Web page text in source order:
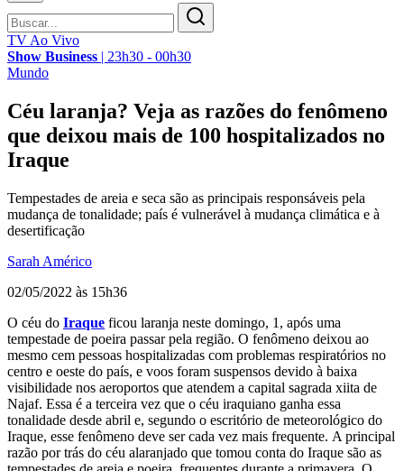
TV Ao Vivo
Show Business | 23h30 - 00h30
Mundo
Céu laranja? Veja as razões do fenômeno
que deixou mais de 100 hospitalizados no
Iraque
Tempestades de areia e seca são as principais responsáveis pela
mudança de tonalidade; país é vulnerável à mudança climática e à
desertificação
Sarah Américo
02/05/2022 às 15h36
O céu do Iraque ficou laranja neste domingo, 1, após uma
tempestade de poeira passar pela região. O fenômeno deixou ao
mesmo cem pessoas hospitalizadas com problemas respiratórios no
centro e oeste do país, e voos foram suspensos devido à baixa
visibilidade nos aeroportos que atendem a capital sagrada xiita de
Najaf. Essa é a terceira vez que o céu iraquiano ganha essa
tonalidade desde abril e, segundo o escritório de meteorológico do
Iraque, esse fenômeno deve ser cada vez mais frequente. A principal
razão por trás do céu alaranjado que tomou conta do Iraque são as